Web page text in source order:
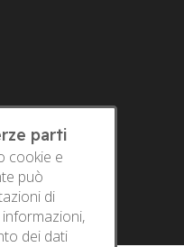
parti
cookie e
può
di
dei dati